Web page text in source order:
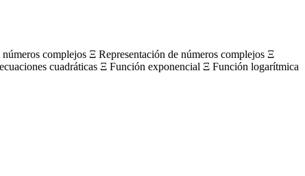
complejos Ξ Representación de números complejos Ξ
cuadráticas Ξ Función exponencial Ξ Función logarítmica